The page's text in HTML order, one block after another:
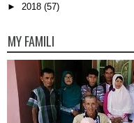
► 2018 (57)
MY FAMILI